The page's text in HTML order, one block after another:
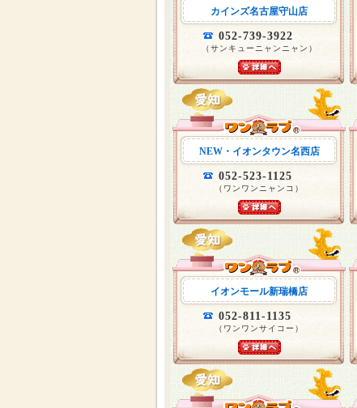
カインズ名古屋守山店
052-739-3922
（サンキューニャンニャン）
NEW・イオンタウン名西店
052-523-1125
（ワンワンニャンコ）
イオンモール新瑞橋店
052-811-1135
（ワンワンサイコー）